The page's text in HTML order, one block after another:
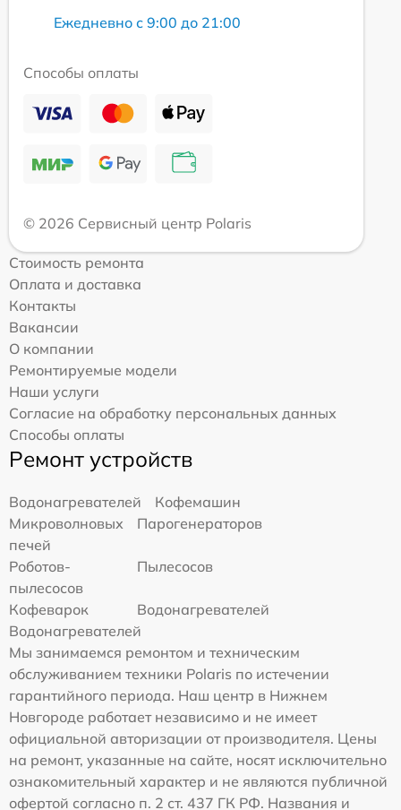
Ежедневно с 9:00 до 21:00
Способы оплаты
© 2026 Сервисный центр Polaris
Стоимость ремонта
Оплата и доставка
Контакты
Вакансии
О компании
Ремонтируемые модели
Наши услуги
Согласие на обработку персональных данных
Способы оплаты
Ремонт устройств
Водонагревателей
Кофемашин
Микроволновых
печей
Парогенераторов
Роботов-
пылесосов
Пылесосов
Кофеварок
Водонагревателей
Водонагревателей
Мы занимаемся ремонтом и техническим
обслуживанием техники Polaris по истечении
гарантийного периода. Наш центр в Нижнем
Новгороде работает независимо и не имеет
официальной авторизации от производителя. Цены
на ремонт, указанные на сайте, носят исключительно
ознакомительный характер и не являются публичной
офертой согласно п. 2 ст. 437 ГК РФ. Названия и